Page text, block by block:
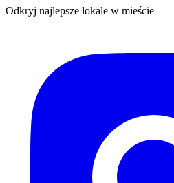
Odkryj najlepsze lokale w mieście